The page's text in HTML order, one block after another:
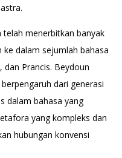
telah menerbitkan banyak
dalam sejumlah bahasa
dan Prancis. Beydoun
dari generasi
dalam bahasa yang
yang kompleks dan
hubungan konvensi